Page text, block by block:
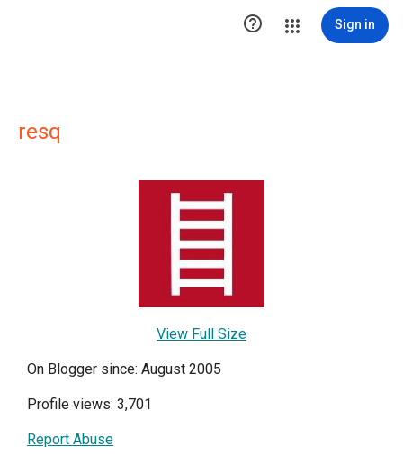
 Sign in
resq
View Full Size
On Blogger since: August 2005
Profile views: 3,701
Report Abuse